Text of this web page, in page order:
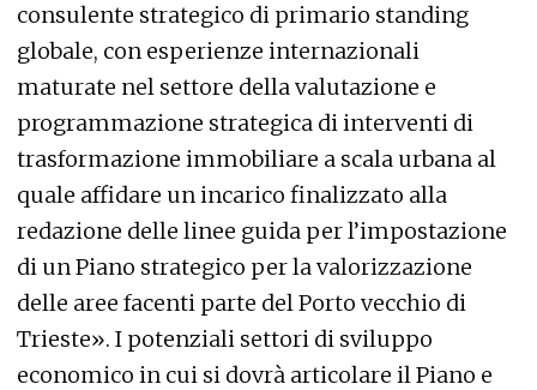
consulente strategico di primario standing
globale, con esperienze internazionali
maturate nel settore della valutazione e
programmazione strategica di interventi di
trasformazione immobiliare a scala urbana al
quale affidare un incarico finalizzato alla
redazione delle linee guida per l’impostazione
di un Piano strategico per la valorizzazione
delle aree facenti parte del Porto vecchio di
Trieste». I potenziali settori di sviluppo
economico in cui si dovrà articolare il Piano e